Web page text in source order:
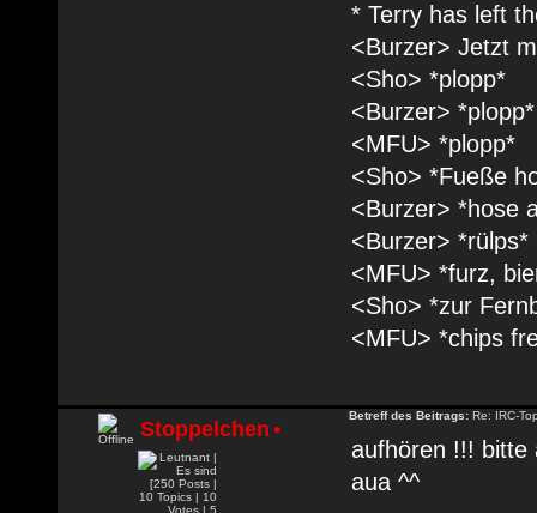
* Terry has left
<Burzer> Jetzt
<Sho> *plopp*
<Burzer> *plopp*
<MFU> *plopp*
<Sho> *Fueße
<Burzer> *hose
<Burzer> *rülps*
<MFU> *furz,
<Sho> *zur
<MFU> *chips
Stoppelchen •
Betreff des Beitrags: Re: IRC-
aufhören !!! bitte
aua ^^